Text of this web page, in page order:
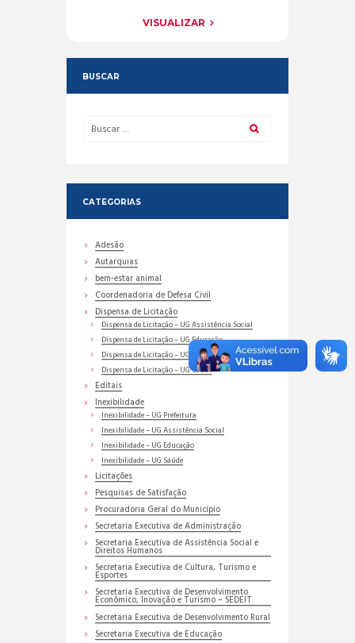
VISUALIZAR
BUSCAR
CATEGORIAS
Adesão
Autarquias
bem-estar animal
Coordenadoria de Defesa Civil
Dispensa de Licitação
Dispensa de Licitação – UG Assistência Social
Dispensa de Licitação – UG Educação
Dispensa de Licitação – UG Prefeitura
Dispensa de Licitação – UG Saúde
Editais
Inexibilidade
Inexibilidade – UG Prefeitura
Inexibilidade – UG Assistência Social
Inexibilidade – UG Educação
Inexibilidade – UG Saúde
Licitações
Pesquisas de Satisfação
Procuradoria Geral do Município
Secretaria Executiva de Administração
Secretaria Executiva de Assistência Social e
Direitos Humanos
Secretaria Executiva de Cultura, Turismo e
Esportes
Secretaria Executiva de Desenvolvimento
Econômico, Inovação e Turismo – SEDEIT
Secretaria Executiva de Desenvolvimento Rural
Secretaria Executiva de Educação